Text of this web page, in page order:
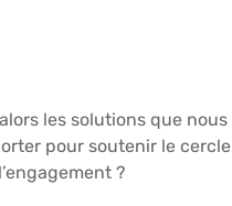
les solutions que nous
pour soutenir le cercle
?